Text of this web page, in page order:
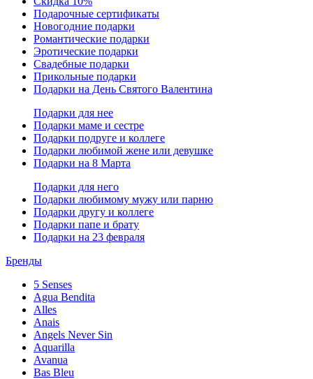
Подарочные сертификаты
Новогодние подарки
Романтические подарки
Эротические подарки
Свадебные подарки
Прикольные подарки
Подарки на День Святого Валентина
Подарки для нее
Подарки маме и сестре
Подарки подруге и коллеге
Подарки любимой жене или девушке
Подарки на 8 Марта
Подарки для него
Подарки любимому мужу или парню
Подарки другу и коллеге
Подарки папе и брату
Подарки на 23 февраля
Бренды
5 Senses
Agua Bendita
Alles
Anais
Angels Never Sin
Aquarilla
Avanua
Bas Bleu